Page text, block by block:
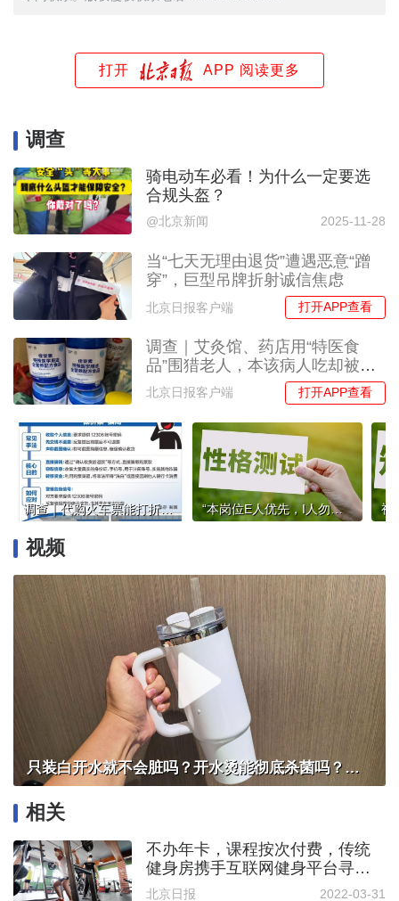
打开 APP 阅读更多
调查
骑电动车必看！为什么一定要选
合规头盔？
@北京新闻 2025-11-28
当“七天无理由退货”遭遇恶意“蹭
穿”，巨型吊牌折射诚信焦虑
北京日报客户端 打开APP查看
调查｜艾灸馆、药店用“特医食
品”围猎老人，本该病人吃却被吹
成“全民补品”
北京日报客户端 打开APP查看
调查｜代购火车票能打折？赔钱耽误行程又被骗局“围剿” “本岗位E人优先，I人勿扰……”性格测试异化为就业新“隐形门槛”？ 视
视频
只装白开水就不会脏吗？开水烫能彻底杀菌吗？感控专家详解“吸管杯”藏菌真相｜都视频·热观察
相关
不办年卡，课程按次付费，传统
健身房携手互联网健身平台寻找
新“生命力”
北京日报 2022-03-31